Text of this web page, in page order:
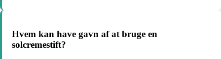
Hvem kan have gavn af at bruge en
solcremestift?